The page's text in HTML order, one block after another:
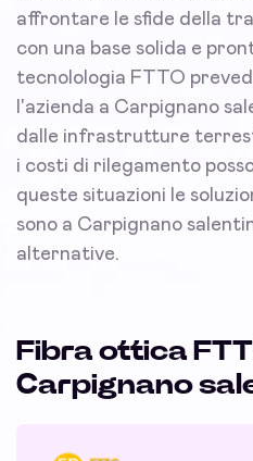
affrontare le sfide della
con una base solida e
tecnolologia FTTO
l'azienda a Carpignano
dalle infrastrutture
i costi di rilegamento
queste situazioni le
sono a Carpignano
alternative.
Fibra ottica
Carpignano